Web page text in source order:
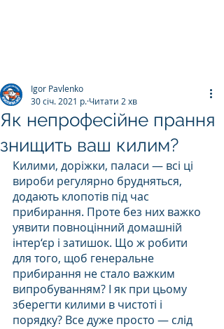
Як непрофесійне прання
знищить ваш килим?
Igor Pavlenko
30 січ. 2021 р. Читати 2 хв
Килими, доріжки, паласи — всі ці
вироби регулярно брудняться,
додають клопотів під час
прибирання. Проте без них важко
уявити повноцінний домашній
інтер‘єр і затишок. Що ж робити
для того, щоб генеральне
прибирання не стало важким
випробуванням? І як при цьому
зберегти килими в чистоті і
порядку? Все дуже просто — слід